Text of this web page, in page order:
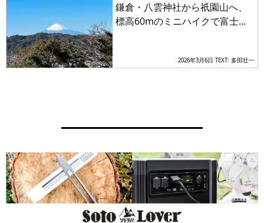
鎌倉・八雲神社から祇園山へ、
標高60mのミニハイクで富士山
2026年3月6日 TEXT: 多田壮一